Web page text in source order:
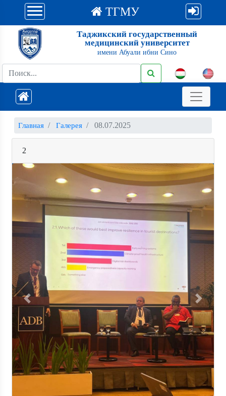
ТГМУ
Таджикский государственный
медицинский университет
имени Абуали ибни Сино
Главная Галерея 08.07.2025
2
Previous Next